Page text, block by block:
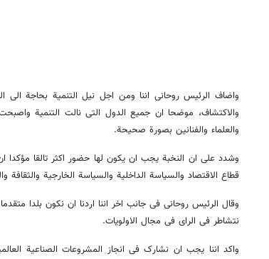
واضاف الرئیس روحانی اننا ومن اجل نیل التنمیة بحاجة الی
والاکتشاف، موضحا ان جمیع الدول التی نالت التنمیة
والعلماء والفنانین بصورة صحیحة.
وشدد علی ان النخبة یجب ان یکون لها حضور اکثر تالقا مؤکدا
قطاع الاقتصاد والسیاسة الداخلیة والسیاسة الخارجیة والثقافة
وقال الرئیس روحانی فی جانب اخر اننا اردنا ان نکون بلدا
نتشاطر فی الرای فی مجال الاولویات.
واکد اننا یجب ان نشارک فی انجاز المشروعات الصناعیة